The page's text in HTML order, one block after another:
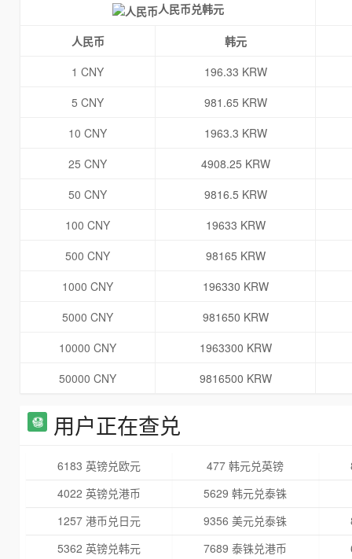
人民币兑韩元
人民币
韩元
1 CNY
196.33 KRW
5 CNY
981.65 KRW
10 CNY
1963.3 KRW
25 CNY
4908.25 KRW
50 CNY
9816.5 KRW
100 CNY
19633 KRW
500 CNY
98165 KRW
1000 CNY
196330 KRW
5000 CNY
981650 KRW
10000 CNY
1963300 KRW
50000 CNY
9816500 KRW
用户正在查兑
6183 英镑兑欧元 477 韩元兑英镑
4022 英镑兑港币
5629 韩元兑泰铢
1257 港币兑日元
9356 美元兑泰铢
5362 英镑兑韩元
7689 泰铢兑港币